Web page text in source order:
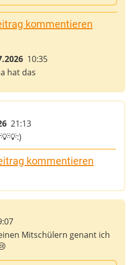
kommentieren
10:35
hat das
21:13
kommentieren
Mitschülern genant ich